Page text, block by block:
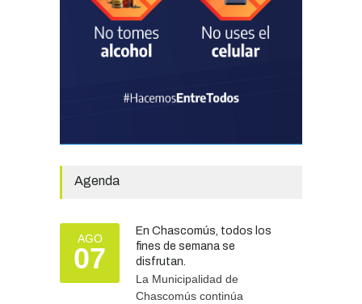
de emergencia financiada
por la Municipalidad
30/07/2026
Silvina Lantaño: “Estar
preparados e informados
nos protege a todos”
SEGURIDAD
Agenda
AGO
07
En Chascomús, todos los
fines de semana se
disfrutan.
La Municipalidad de
Chascomús continúa